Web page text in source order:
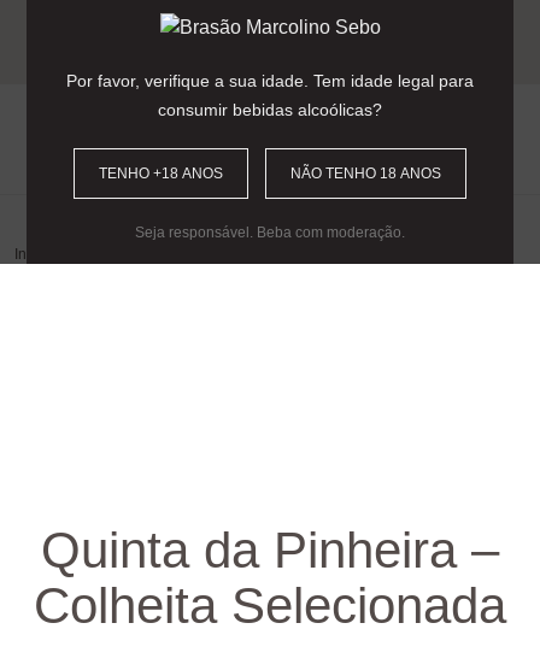
Por favor, verifique a sua idade. Tem idade legal para
consumir bebidas alcoólicas?
TENHO +18 ANOS NÃO TENHO 18 ANOS
Seja responsável. Beba com moderação.
Início
Quinta da Pinheira –
Colheita Selecionada